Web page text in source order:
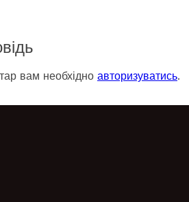
вам необхідно авторизуватись.